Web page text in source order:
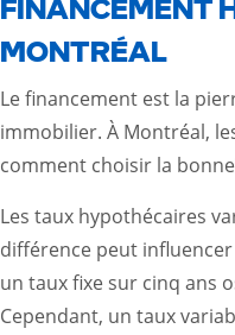
FINANCEMENT
MONTRÉAL
Le financement est la
immobilier. À Montréal,
comment choisir la
Les taux hypothécaires
différence peut
un taux fixe sur cinq ans
Cependant, un taux